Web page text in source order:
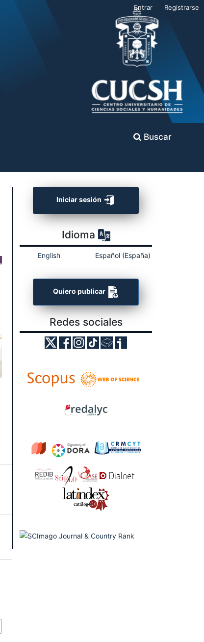
Buscar
Entrar Registrarse
Iniciar sesión
Idioma
English Español (España)
Quiero publicar
Redes sociales